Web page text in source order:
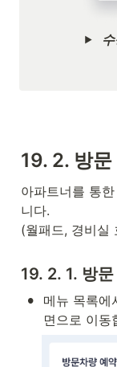
19. 2. 방문
아파트너를 통
니다.
(월패드, 경비실
19. 2. 1. 방
•
메뉴 목록에
면으로 이동